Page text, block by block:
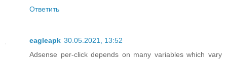
Ответить
eagleapk 30.05.2021, 13:52
Adsense per-click depends on many variables which vary